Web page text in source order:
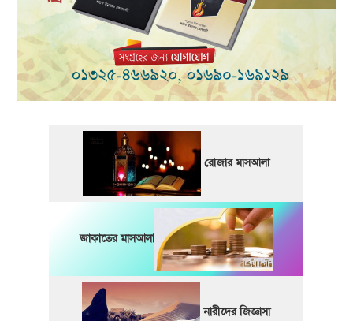
রোজার মাসআলা
জাকাতের মাসআলা
নারীদের জিজ্ঞাসা